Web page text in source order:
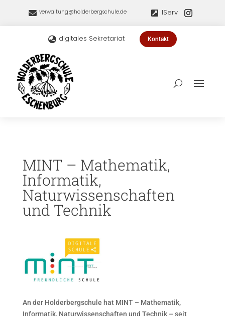
 verwaltung@holderbergschule.de  IServ
 digitales Sekretariat Kontakt
MINT – Mathematik,
Informatik,
Naturwissenschaften
und Technik
An der Holderbergschule hat MINT – Mathematik,
Informatik, Naturwissenschaften und Technik – seit